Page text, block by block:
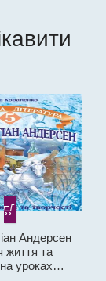
Андерсен
життя та
уроках